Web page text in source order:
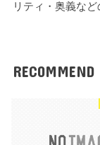
リティ・奥義な
RECOMMEND